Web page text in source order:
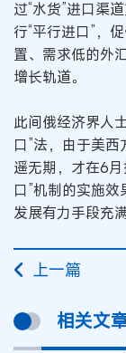
过“水货”进口渠
行“平行进口”，
置、需求低的外
增长轨道。
此间俄经济界人
口”法，由于美
遥无期，才在6
口”机制的实施
发展有力手段充
上一篇
相关文